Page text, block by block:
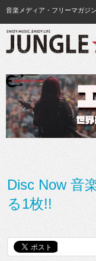
音楽メディア・フリーマガジン
Disc Now 音
る1枚!!